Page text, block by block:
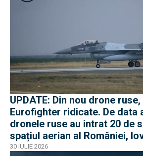
UPDATE: Din nou drone
Eurofighter ridicate. De data
dronele ruse au intrat 20 de
spațiul aerian al României,
Ucraina
30 IULIE 2026